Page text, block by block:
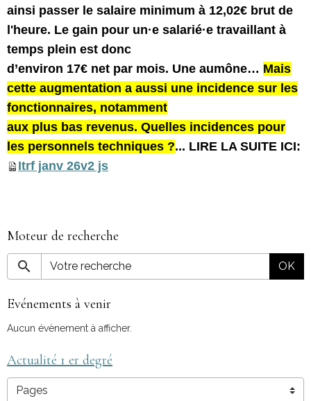
ainsi passer le salaire minimum à 12,02€ brut de
l'heure. Le gain pour un·e salarié·e travaillant à
temps plein est donc
d’environ 17€ net par mois. Une aumône… Mais
cette augmentation a aussi une incidence sur les
fonctionnaires, notamment
aux plus bas revenus. Quelles incidences pour
les personnels techniques ?... LIRE LA SUITE ICI:
Itrf janv 26v2 js
Moteur de recherche
OK
Evénements à venir
Aucun évènement à afficher.
Actualité 1 er degré